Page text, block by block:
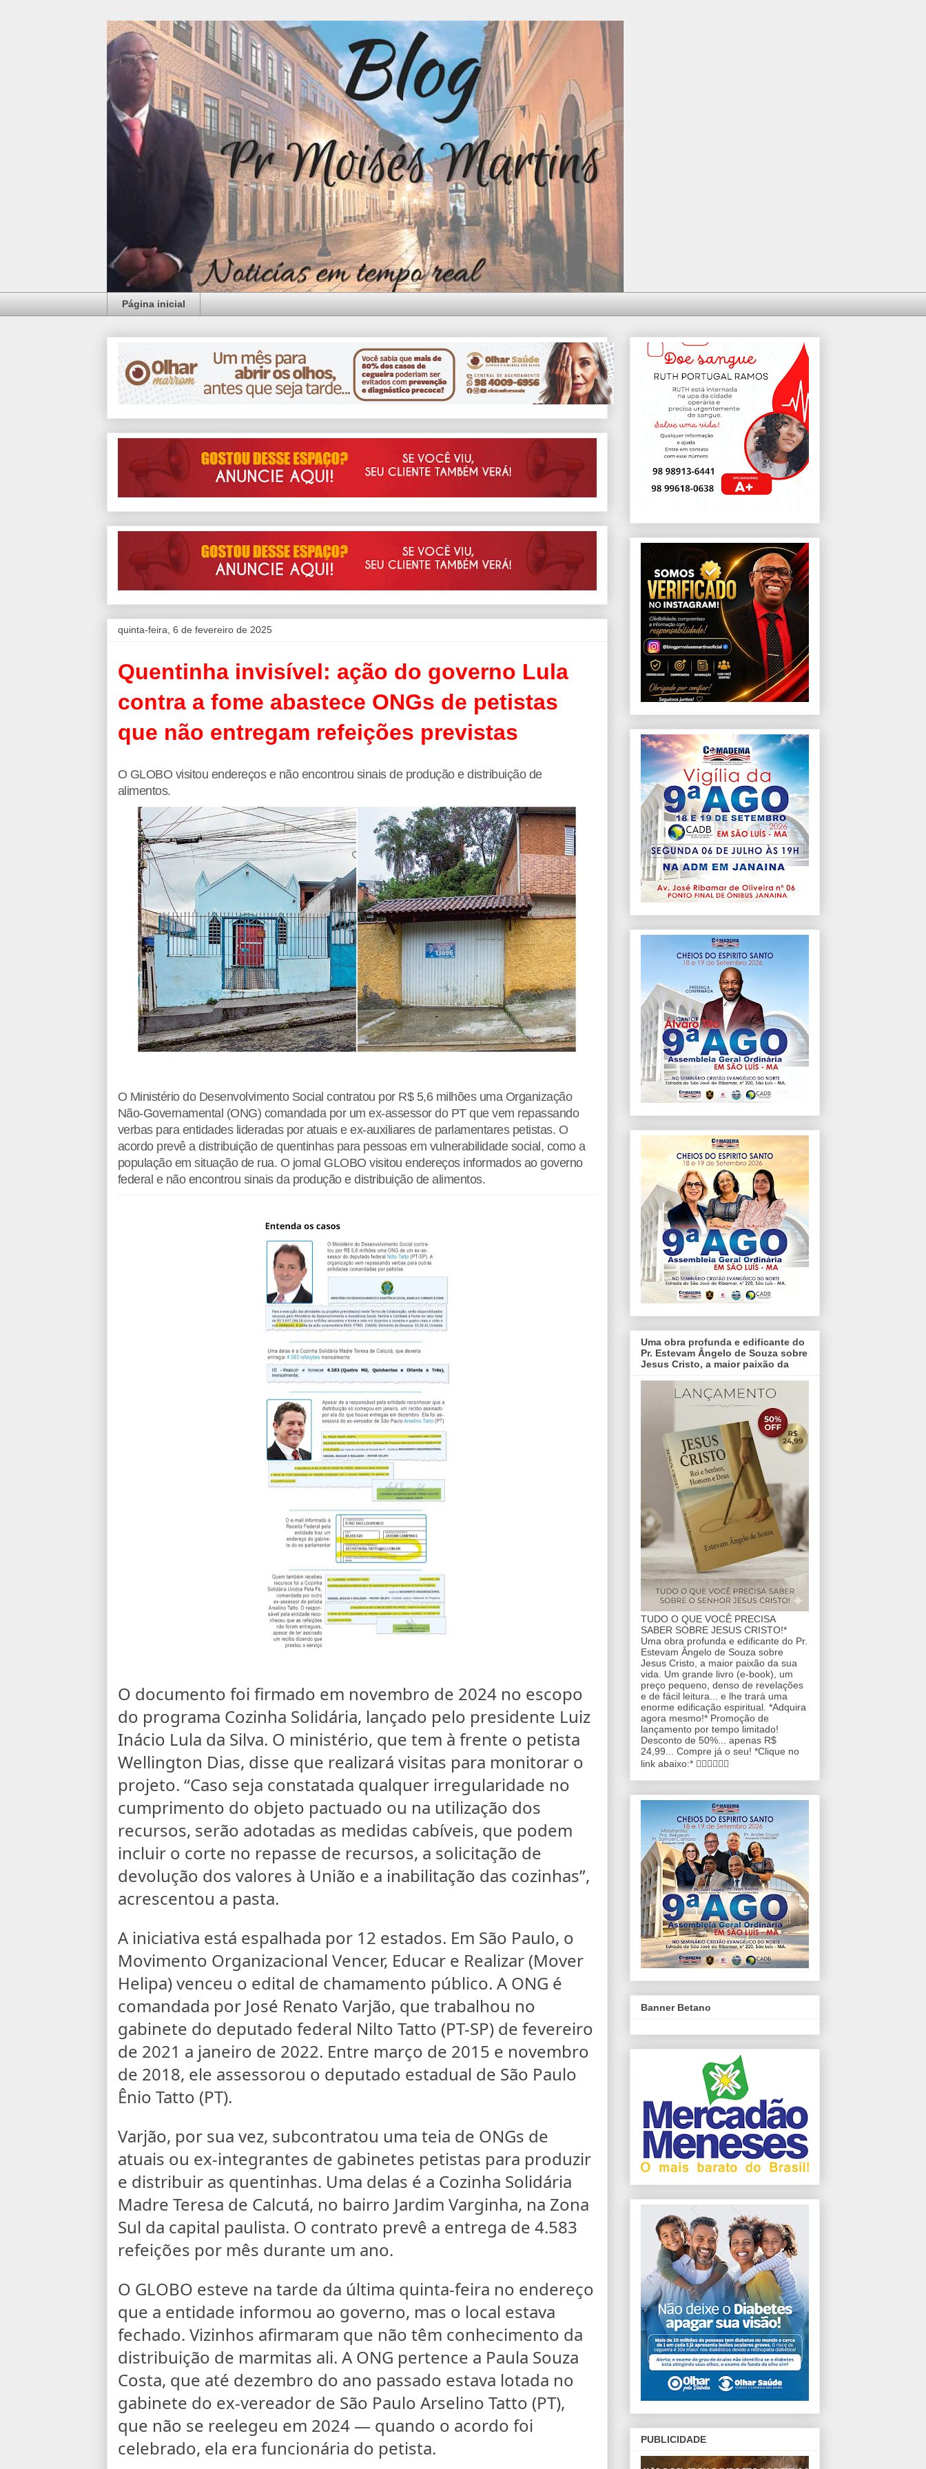
Página inicial
quinta-feira, 6 de fevereiro de 2025
Quentinha invisível: ação do governo Lula
contra a fome abastece ONGs de petistas
que não entregam refeições previstas
O GLOBO visitou endereços e não encontrou sinais de produção e distribuição de
alimentos.
O Ministério do Desenvolvimento Social contratou por R$ 5,6 milhões uma Organização
Não-Governamental (ONG) comandada por um ex-assessor do PT que vem repassando
verbas para entidades lideradas por atuais e ex-auxiliares de parlamentares petistas. O
acordo prevê a distribuição de quentinhas para pessoas em vulnerabilidade social, como a
população em situação de rua. O jornal GLOBO visitou endereços informados ao governo
federal e não encontrou sinais da produção e distribuição de alimentos.
O documento foi firmado em novembro de 2024 no escopo
do programa Cozinha Solidária, lançado pelo presidente Luiz
Inácio Lula da Silva. O ministério, que tem à frente o petista
Wellington Dias, disse que realizará visitas para monitorar o
projeto. “Caso seja constatada qualquer irregularidade no
cumprimento do objeto pactuado ou na utilização dos
recursos, serão adotadas as medidas cabíveis, que podem
incluir o corte no repasse de recursos, a solicitação de
devolução dos valores à União e a inabilitação das cozinhas”,
acrescentou a pasta.
A iniciativa está espalhada por 12 estados. Em São Paulo, o
Movimento Organizacional Vencer, Educar e Realizar (Mover
Helipa) venceu o edital de chamamento público. A ONG é
comandada por José Renato Varjão, que trabalhou no
gabinete do deputado federal Nilto Tatto (PT-SP) de fevereiro
de 2021 a janeiro de 2022. Entre março de 2015 e novembro
de 2018, ele assessorou o deputado estadual de São Paulo
Ênio Tatto (PT).
Varjão, por sua vez, subcontratou uma teia de ONGs de
atuais ou ex-integrantes de gabinetes petistas para produzir
e distribuir as quentinhas. Uma delas é a Cozinha Solidária
Madre Teresa de Calcutá, no bairro Jardim Varginha, na Zona
Sul da capital paulista. O contrato prevê a entrega de 4.583
refeições por mês durante um ano.
O GLOBO esteve na tarde da última quinta-feira no endereço
que a entidade informou ao governo, mas o local estava
fechado. Vizinhos afirmaram que não têm conhecimento da
distribuição de marmitas ali. A ONG pertence a Paula Souza
Costa, que até dezembro do ano passado estava lotada no
gabinete do ex-vereador de São Paulo Arselino Tatto (PT),
que não se reelegeu em 2024 — quando o acordo foi
celebrado, ela era funcionária do petista.
Uma obra profunda e edificante do
Pr. Estevam Ângelo de Souza sobre
Jesus Cristo, a maior paixão da
TUDO O QUE VOCÊ PRECISA
SABER SOBRE JESUS CRISTO!*
Uma obra profunda e edificante do Pr.
Estevam Ângelo de Souza sobre
Jesus Cristo, a maior paixão da sua
vida. Um grande livro (e-book), um
preço pequeno, denso de revelações
e de fácil leitura... e lhe trará uma
enorme edificação espiritual. *Adquira
agora mesmo!* Promoção de
lançamento por tempo limitado!
Desconto de 50%... apenas R$
24,99... Compre já o seu! *Clique no
link abaixo:* 👇🏼👇🏼👇🏼
Banner Betano
PUBLICIDADE